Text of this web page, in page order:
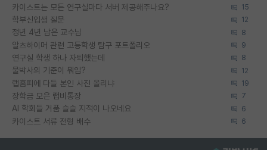
카이스트는 모든 연구실마다 서버 제공해주나요? 15
학부신입생 질문 12
정년 4년 남은 교수님 8
알츠하이머 관련 고등학생 탐구 포트폴리오 9
연구실 학생 하나 자퇴했는데 8
물박사의 기준이 뭐임? 12
랩홈피에 다들 본인 사진 올리냐 19
장학금 모은 랩비통장 7
AI 학회들 거품 슬슬 지적이 나오네요 6
카이스트 서류 전형 배수 6